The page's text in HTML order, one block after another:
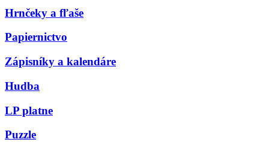
Hrnčeky a fľaše
Papiernictvo
Zápisníky a kalendáre
Hudba
LP platne
Puzzle